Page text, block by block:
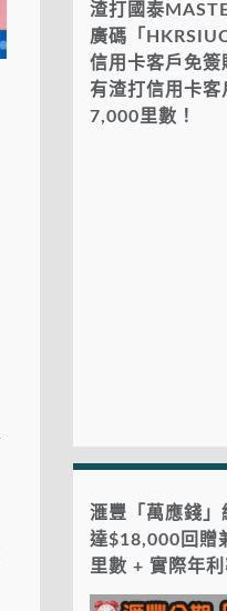
渣打國泰
廣碼「
信用卡客戶免
有渣打信用卡客
7,000里數！
滙豐「萬應錢」
達$18,000回贈
里數 + 實際年